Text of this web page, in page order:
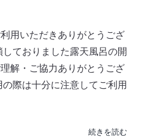
用いただきありがとうござ
ておりました露天風呂の開
解・ご協力ありがとうござ
際は十分に注意してご利用
続きを読む